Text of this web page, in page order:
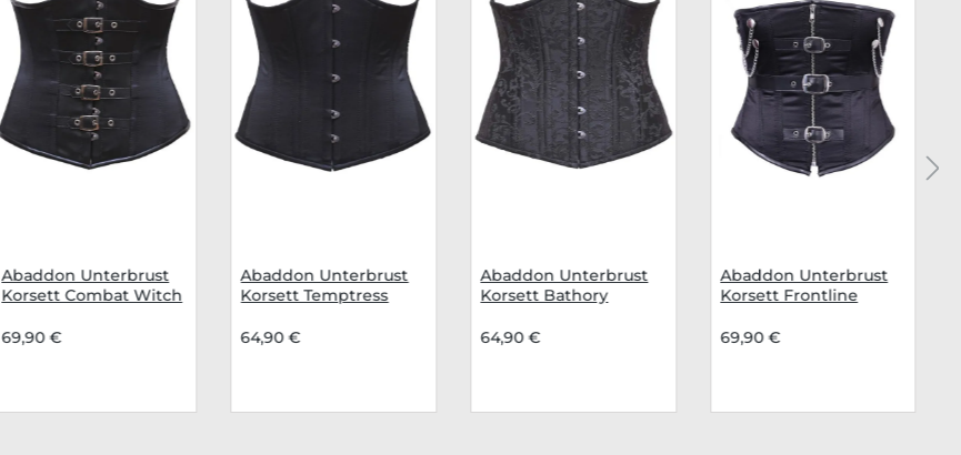
Abaddon Unterbrust
Korsett Combat Witch
69,90 €
Abaddon Unterbrust
Korsett Temptress
64,90 €
Abaddon Unterbrust
Korsett Bathory
64,90 €
Abaddon Unterbrust
Korsett Frontline
69,90 €